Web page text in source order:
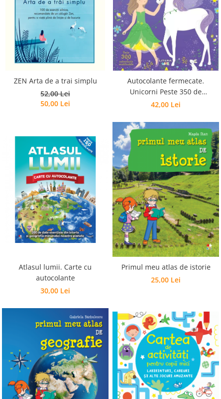
Reviste
Știință si natură
Vârstă
10+ ani
toate vârstele
Editura Univers
Cera
Editura Aramis
Editura Arthur
Editura Bookzone
Editura Cartemma
Editura Casa
Editura Corint
Editura Frontiera
Editura Gama
Editura Kreativ
Editura Litera
Editura Lizuka Educativ
Editura Nemira
ZEN Arta de a trai simplu
52,00 Lei
50,00 Lei
Autocolante fermecate.
Unicorni Peste 350 de
autocolante reutilizabile
42,00 Lei
Atlasul lumii. Carte cu
autocolante
30,00 Lei
Primul meu atlas de istorie
25,00 Lei